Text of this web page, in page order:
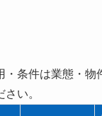
条件は業態・
い。